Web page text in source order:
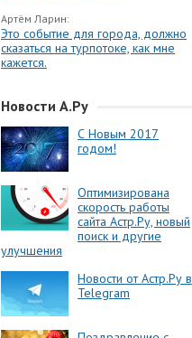
Артём Ларин:
Это событие для города, должно
сказаться на турпотоке, как мне
кажется.
Новости А.Ру
С Новым 2017
годом!
Оптимизирована
скорость работы
сайта Астр.Ру, новый
поиск и другие
улучшения
Новости от Астр.Ру в
Telegram